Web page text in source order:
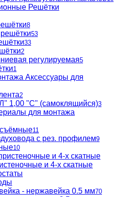
Решётки
8
53
33
2
регулируемая5
1
Аксессуары для
2
1,00 "С" (самоклящийся)3
для монтажа
11
с рез. профилем9
10
и 4-х скатные
- нержавейка 0.5 мм70